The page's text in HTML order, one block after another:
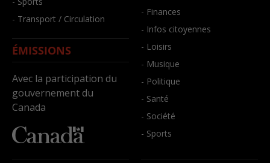
- Transport / Circulation
ÉMISSIONS
Avec la participation du
gouvernement du
Canada
- Finances
- Infos citoyennes
- Loisirs
- Musique
- Politique
- Santé
- Société
- Sports